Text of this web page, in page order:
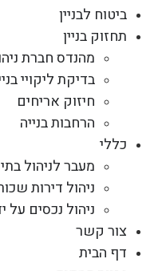
ביטוח לבניין
תחזוק בניין
מהנדס חברת
בדיקת ליקויי
חיזוק אריחים
הרחבות בנייה
כללי
מעבר לניהול
ניהול דירות
ניהול נכסים על
צור קשר
דף הבית